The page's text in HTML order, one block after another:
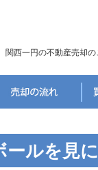
関西一円の不動産売却
ールを見